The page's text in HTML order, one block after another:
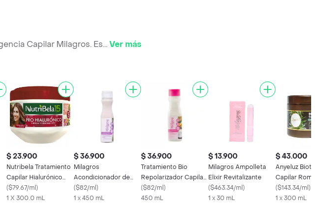
Capilar Milagros. Es...Ver más
$ 23.900
Nutribela Tratamiento
Capilar Hialurónico
Fuerza y Crecimiento
($79.67/ml)
1 X 300.0 mL
$ 36.900
Milagros
Acondicionador de
Cebolla
($82/ml)
1 x 450 mL
$ 36.900
Tratamiento Bio
Repolarizador Capilar
- Milagros
($82/ml)
450 mL
$ 13.900
Milagros Ampolleta
Elixir Revitalizante
($463.34/ml)
1 x 30 mL
$ 43.000
Anyeluz
Capilar Romero
($143.34/ml)
1 x 300 mL